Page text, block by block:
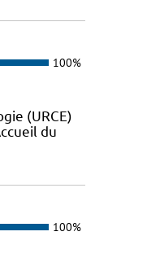
100%
(URCE)
du
100%